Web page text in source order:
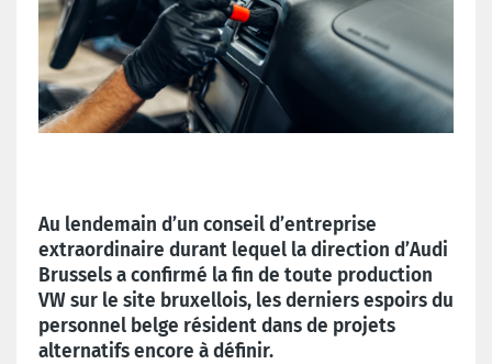
Au lendemain d’un conseil d’entreprise
extraordinaire durant lequel la direction d’Audi
Brussels a confirmé la fin de toute production
VW sur le site bruxellois, les derniers espoirs du
personnel belge résident dans de projets
alternatifs encore à définir.